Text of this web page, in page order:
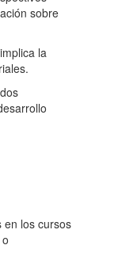
sobre
la
en los cursos